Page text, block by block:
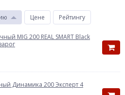
Цене Рейтингу
MIG 200 REAL SMART Black
Динамика 200 Эксперт 4